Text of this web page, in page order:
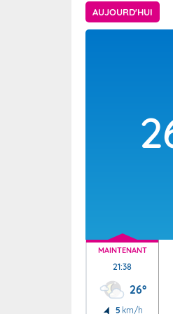
AUJOURD'HUI
MAINTENANT
21:38
26°
5 km/h